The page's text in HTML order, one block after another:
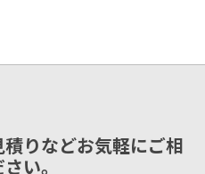
りなどお気軽にご相
い。